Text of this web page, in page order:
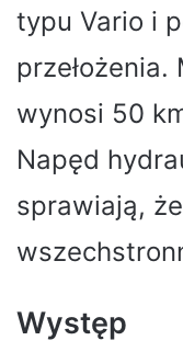
typu Vario i
wynosi 50
Napęd
sprawiają,
Występ